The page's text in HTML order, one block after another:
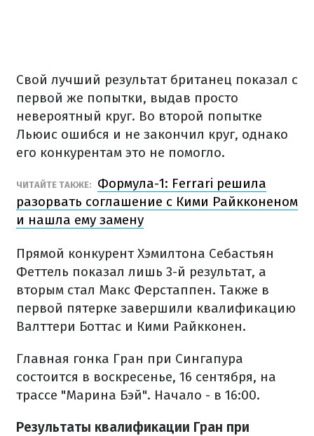
Свой лучший результат британец показал с
первой же попытки, выдав просто
невероятный круг. Во второй попытке
Льюис ошибся и не закончил круг, однако
его конкурентам это не помогло.
ЧИТАЙТЕ ТАКЖЕ:
Формула-1: Ferrari решила
разорвать соглашение с Кими Райкконеном
и нашла ему замену
Прямой конкурент Хэмилтона Себастьян
Феттель показал лишь 3-й результат, а
вторым стал Макс Ферстаппен. Также в
первой пятерке завершили квалификацию
Валттери Боттас и Кими Райкконен.
Главная гонка Гран при Сингапура
состоится в воскресенье, 16 сентября, на
трассе "Марина Бэй". Начало - в 16:00.
Результаты квалификации Гран при